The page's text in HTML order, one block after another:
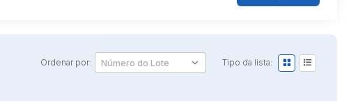
Ordenar por: Tipo da lista: